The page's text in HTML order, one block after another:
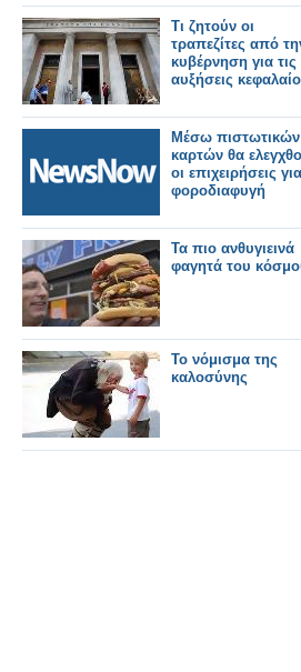
Τι ζητούν οι
τραπεζίτες από
κυβέρνηση για τις
αυξήσεις
Μέσω πιστωτικών
καρτών θα
οι επιχειρήσεις για
φοροδιαφυγή
Τα πιο ανθυγιεινά
φαγητά του
Το νόμισμα της
καλοσύνης